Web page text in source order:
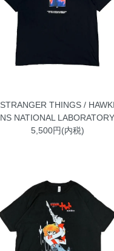
STRANGER THINGS / HAWKI
NS NATIONAL LABORATORY
5,500円(内税)